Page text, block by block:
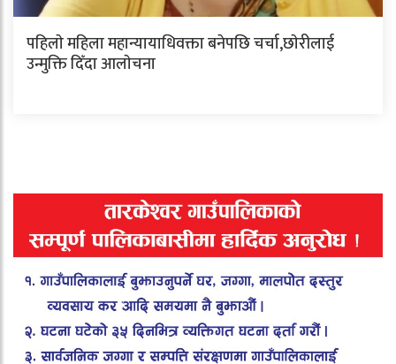
पहिलाे महिला महान्यायाधिवक्ता बनेपछि चर्चा,छाेरीलाई
उन्मुक्ति दिँदा आलाेचना